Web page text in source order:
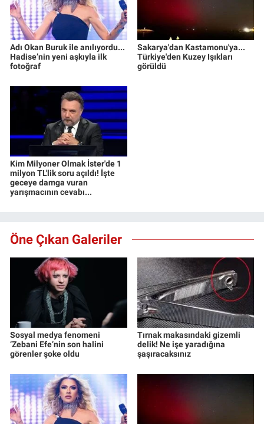
Adı Okan Buruk ile anılıyordu...
Hadise’nin yeni aşkıyla ilk
fotoğraf
Sakarya'dan Kastamonu'ya...
Türkiye'den Kuzey Işıkları
görüldü
Kim Milyoner Olmak İster'de 1
milyon TL'lik soru açıldı! İşte
geceye damga vuran
yarışmacının cevabı...
Öne Çıkan Galeriler
Sosyal medya fenomeni
‘Zebani Efe’nin son halini
görenler şoke oldu
Tırnak makasındaki gizemli
delik! Ne işe yaradığına
şaşıracaksınız